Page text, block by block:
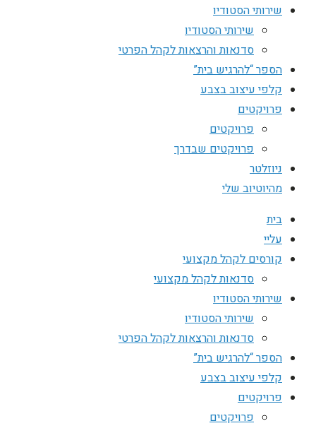
שירותי הסטודיו
שירותי הסטודיו
סדנאות והרצאות לקהל הפרטי
הספר “להרגיש בית”
קלפי עיצוב בצבע
פרויקטים
פרויקטים
פרויקטים שבדרך
ניוזלטר
מהיוטיוב שלי
בית
עליי
קורסים לקהל מקצועי
סדנאות לקהל מקצועי
שירותי הסטודיו
שירותי הסטודיו
סדנאות והרצאות לקהל הפרטי
הספר “להרגיש בית”
קלפי עיצוב בצבע
פרויקטים
פרויקטים